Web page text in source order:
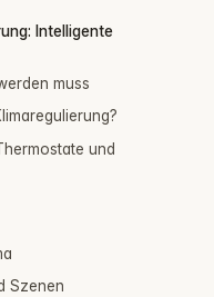
Intelligente
muss
und
Szenen